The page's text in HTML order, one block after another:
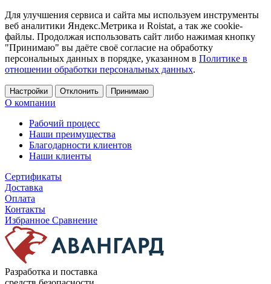
Для улучшения сервиса и сайта мы используем инструменты
веб аналитики Яндекс.Метрика и Roistat, а так же cookie-
файлы. Продолжая использовать сайт либо нажимая кнопку
"Принимаю" вы даёте своё согласие на обработку
персональных данных в порядке, указанном в Политике в
отношении обработки персональных данных.
Настройки Отклонить Принимаю
О компании
Рабочий процесс
Наши преимущества
Благодарности клиентов
Наши клиенты
Сертификаты
Доставка
Оплата
Контакты
Избранное Сравнение
Разработка и поставка